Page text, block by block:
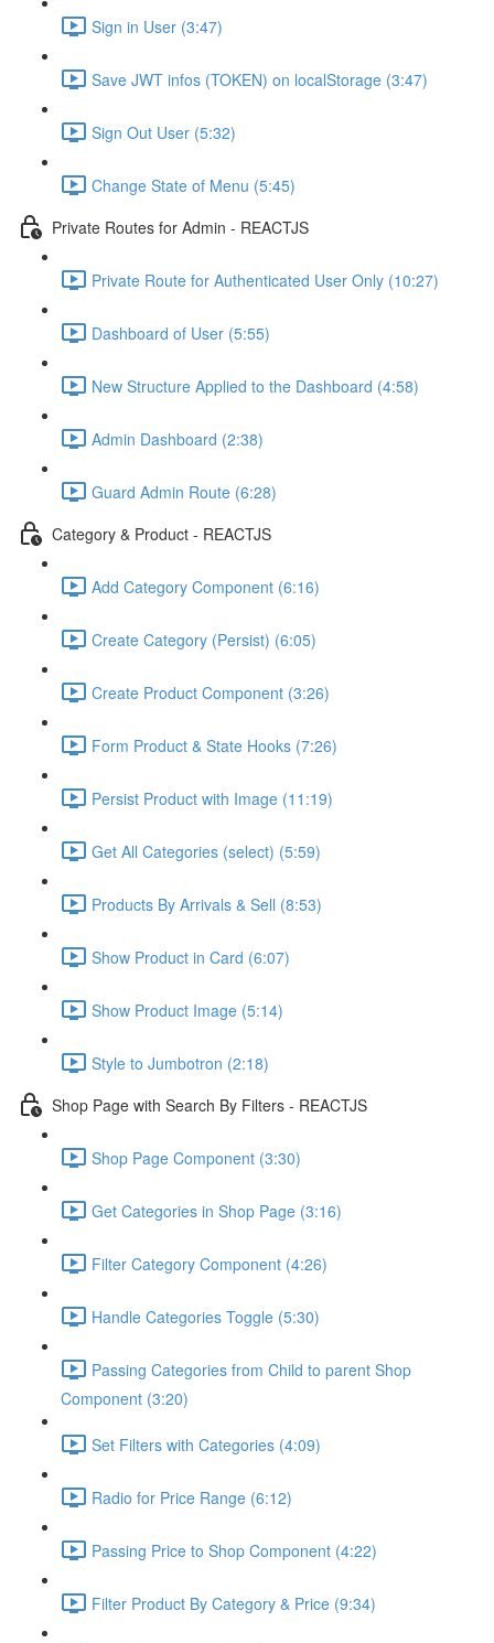
Sign in User (3:47)
Save JWT infos (TOKEN) on localStorage (3:47)
Sign Out User (5:32)
Change State of Menu (5:45)
Private Routes for Admin - REACTJS
Private Route for Authenticated User Only (10:27)
Dashboard of User (5:55)
New Structure Applied to the Dashboard (4:58)
Admin Dashboard (2:38)
Guard Admin Route (6:28)
Category & Product - REACTJS
Add Category Component (6:16)
Create Category (Persist) (6:05)
Create Product Component (3:26)
Form Product & State Hooks (7:26)
Persist Product with Image (11:19)
Get All Categories (select) (5:59)
Products By Arrivals & Sell (8:53)
Show Product in Card (6:07)
Show Product Image (5:14)
Style to Jumbotron (2:18)
Shop Page with Search By Filters - REACTJS
Shop Page Component (3:30)
Get Categories in Shop Page (3:16)
Filter Category Component (4:26)
Handle Categories Toggle (5:30)
Passing Categories from Child to parent Shop
Component (3:20)
Set Filters with Categories (4:09)
Radio for Price Range (6:12)
Passing Price to Shop Component (4:22)
Filter Product By Category & Price (9:34)